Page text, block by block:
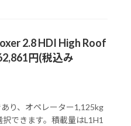
2.8 HDI High Roof
円(税込み
り、オペレーター1,125kg
できます。積載量はL1H1